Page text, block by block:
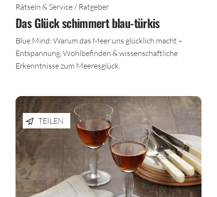
Rätseln & Service / Ratgeber
Das Glück schimmert blau-türkis
Blue Mind: Warum das Meer uns glücklich macht –
Entspannung, Wohlbefinden & wissenschaftliche
Erkenntnisse zum Meeresglück.
TEILEN